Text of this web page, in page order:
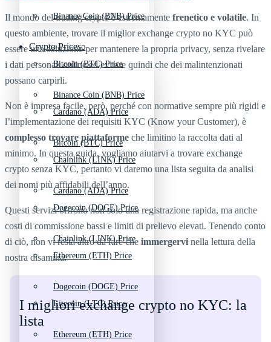
Binance Coin (BNB) Price
Bitcoin (BTC) Price
Cardano (ADA) Price
Chainlink (LINK) Price
Dogecoin (DOGE) Price
Ethereum (ETH) Price
Litecoin (LTC) Price
Crypto Prices
Binance Coin (BNB) Price
Bitcoin (BTC) Price
Cardano (ADA) Price
Chainlink (LINK) Price
Dogecoin (DOGE) Price
Ethereum (ETH) Price
Il mondo del trading crypto è estremamente frenetico e volatile. In
questo ambiente, trovare il miglior exchange crypto no KYC può
essere una soluzione per mantenere la propria privacy, senza rivelare
i dati personali online ed evitare quindi che dei malintenzionati
possano carpirli.
Non è impresa facile, però, perché con normative sempre più rigidi e
l’implementazione dei requisiti KYC (Know your Customer), è
complesso trovare piattaforme che limitino la raccolta dati al
minimo. In questa guida, vogliamo aiutarvi a trovare exchange
crypto senza KYC, pertanto vi daremo una lista seguita da analisi
dei nomi più affidabili dell’anno.
Questi servizi offrono non solo una registrazione rapida, ma anche
costi di commissione bassi e limiti di prelievo elevati. Tenendo conto
di ciò, non vi resta altro da fare che immergervi nella lettura della
nostra disamina.
I migliori exchange crypto no KYC: la
lista